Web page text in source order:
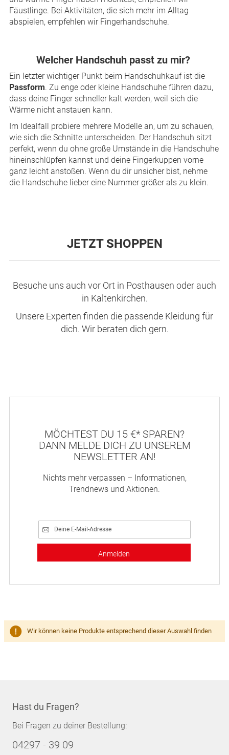
Fäustlinge. Bei Aktivitäten, die sich mehr im Alltag
abspielen, empfehlen wir Fingerhandschuhe.
Welcher Handschuh passt zu mir?
Ein letzter wichtiger Punkt beim Handschuhkauf ist die
Passform. Zu enge oder kleine Handschuhe führen dazu,
dass deine Finger schneller kalt werden, weil sich die
Wärme nicht anstauen kann.
Im Idealfall probiere mehrere Modelle an, um zu schauen,
wie sich die Schnitte unterscheiden. Der Handschuh sitzt
perfekt, wenn du ohne große Umstände in die Handschuhe
hineinschlüpfen kannst und deine Fingerkuppen vorne
ganz leicht anstoßen. Wenn du dir unsicher bist, nehme
die Handschuhe lieber eine Nummer größer als zu klein.
JETZT SHOPPEN
Besuche uns auch vor Ort in Posthausen oder auch
in Kaltenkirchen.
Unsere Experten finden die passende Kleidung für
dich. Wir beraten dich gern.
MÖCHTEST DU 15 €* SPAREN?
DANN MELDE DICH ZU UNSEREM
NEWSLETTER AN!
Nichts mehr verpassen – Informationen,
Trendnews und Aktionen.
Anmelden
Wir können keine Produkte entsprechend dieser Auswahl finden
Hast du Fragen?
Bei Fragen zu deiner Bestellung:
04297 - 39 09